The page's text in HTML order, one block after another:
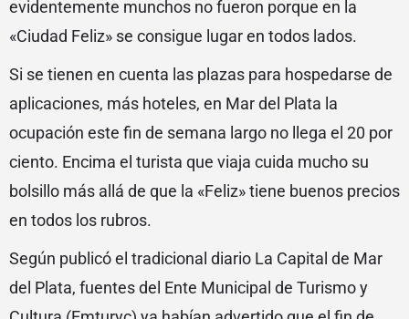
evidentemente munchos no fueron porque en la
«Ciudad Feliz» se consigue lugar en todos lados.
Si se tienen en cuenta las plazas para hospedarse de
aplicaciones, más hoteles, en Mar del Plata la
ocupación este fin de semana largo no llega el 20 por
ciento. Encima el turista que viaja cuida mucho su
bolsillo más allá de que la «Feliz» tiene buenos precios
en todos los rubros.
Según publicó el tradicional diario La Capital de Mar
del Plata, fuentes del Ente Municipal de Turismo y